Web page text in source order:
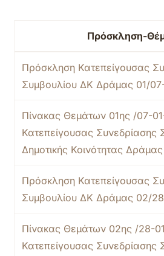
Πρόσκληση-
Πρόσκληση Κατεπείγουσας
Συμβουλίου ΔΚ Δράμας 01/
Πίνακας Θεμάτων 01ης /07-
Κατεπείγουσας Συνεδρίασης
Δημοτικής Κοινότητας Δράμας
Πρόσκληση Κατεπείγουσας
Συμβουλίου ΔΚ Δράμας 02/
Πίνακας Θεμάτων 02ης /28-
Κατεπείγουσας Συνεδρίασης